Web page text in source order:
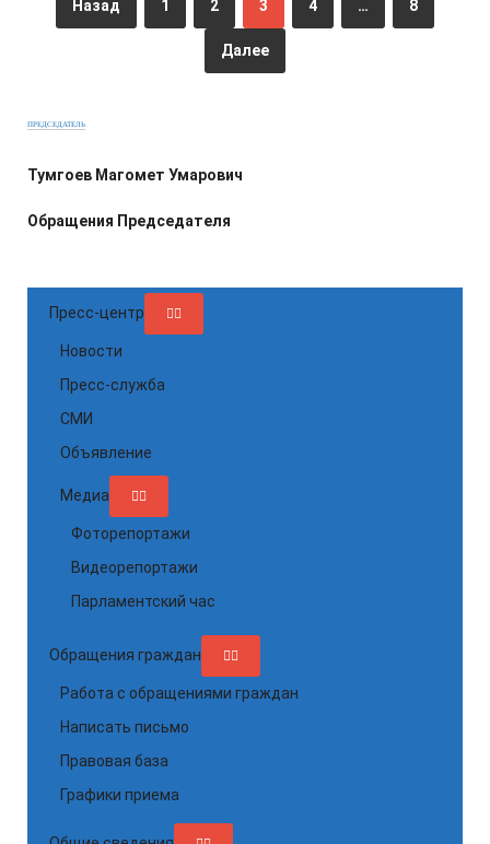
Назад 1 2 3 4 … 8
Далее
ПРЕДСЕДАТЕЛЬ
Тумгоев Магомет Умарович
Обращения Председателя
Пресс-центр
Новости
Пресс-служба
СМИ
Объявление
Медиа
Фоторепортажи
Видеорепортажи
Парламентский час
Обращения граждан
Работа с обращениями граждан
Написать письмо
Правовая база
Графики приема